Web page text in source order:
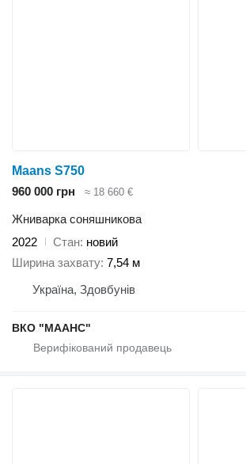
Maans S750
960 000 грн
≈ 18 660 €
Жниварка соняшникова
2022
Стан новий
Ширина захвату 7,54 м
Україна, Здовбунів
ВКО "МААНС"